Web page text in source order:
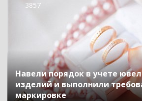
3857
Навели порядок в учете
изделий и выполнили
маркировке